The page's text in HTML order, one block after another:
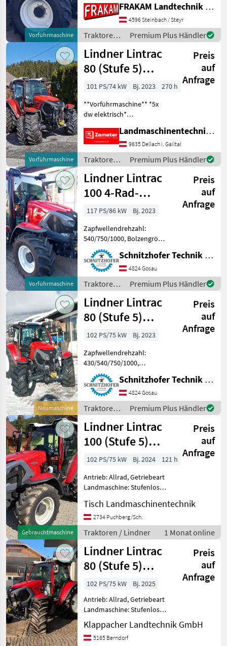
Vorführmaschine
Mitas AC 65 - 480/65-R24
AC65 - Lintrac Design
Kotflügel (Serie) -
Kotflügelhalter vorne -
Lintr
FRAKAM Landtechnik GmbH
4596 Steinbach / Steyr
Traktoren /
Lindner
Premium Plus Händler
Vorführmaschine
Lindner Lintrac
80 (Stufe 5)
4Rad-Lenkung
Preis
auf
Anfrage
101 PS/74 kW Bj. 2023
270 h
**Vorführmaschine** *5x
dw elektrisch*
Lenkung* *schöner
Himmel* *4x LED-
Arbeitsscheinwerfer hinten*
*2x LED-
Arbeitsscheinwerfer vor
Landmaschinentechnik Zameter Petra
9635 Dellach i. Gailtal
Traktoren /
Lindner
Premium Plus Händler
Vorführmaschine
Lindner Lintrac
100 4-Rad-
Lenkung
Preis
auf
Anfrage
117 PS/86 kW
Bj. 2023
Zapfwellendrehzahl:
540/750/1000, Bolzengröße
Anhängevorrichtung (mm):
32mm, Oberlenker hinten:
mechanisch, Antrieb: Allrad,
Kreuzsteuerhebel:
elektrisch, Anhängevorricht
Schnitzhofer Technik GmbH
4824 Gosau
Traktoren /
Lindner
Premium Plus Händler
Neumaschine
Lindner Lintrac
80 (Stufe 5)
4Rad-Lenkung
Preis
auf
Anfrage
102 PS/75 kW
Bj. 2023
Zapfwellendrehzahl:
430/540/750/1000,
Oberlenker hinten:
mechanisch, Antrieb: Allrad,
Kreuzsteuerhebel:
elektrisch,
Anhängevorrichtung:
automatisch,
Höchstgeschwindigkeit
Schnitzhofer Technik GmbH
4824 Gosau
Traktoren /
Lindner
Premium Plus Händler
Gebrauchtmaschine
Lindner Lintrac
100 (Stufe 5)
4Rad-Lenkung
Preis
auf
Anfrage
102 PS/75 kW Bj. 2024
121 h
Antrieb: Allrad, Getriebeart
Landmaschine: Stufenloses
Zapfwellendrehzahl:
540/540E/1000/1000E,
Höchstgeschwindigkeit in
km/h: 40 km/h, Aufla
Tisch Landmaschinentechnik
2734 Puchberg/Sch.
Traktoren / Lindner 1 Monat online
Lindner Lintrac
80 (Stufe 5)
4Rad-Lenkung
Preis
auf
Anfrage
102 PS/75 kW
Bj. 2025
Antrieb: Allrad, Getriebeart
Landmaschine: Stufenloses
Getriebe, Plattform: Kabine,
Zapfwellendrehzahl:
430/540/750/1000,
Klappacher Landtechnik GmbH
5165 Berndorf